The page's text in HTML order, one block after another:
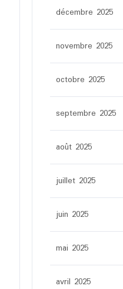
décembre 2025
novembre 2025
octobre 2025
septembre 2025
août 2025
juillet 2025
juin 2025
mai 2025
avril 2025